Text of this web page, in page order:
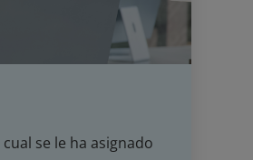
se le ha asignado